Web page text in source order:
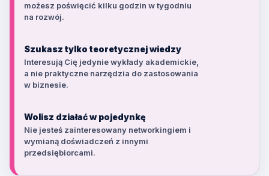
możesz poświęcić kilku godzin w tygodniu
na rozwój.
Szukasz tylko teoretycznej wiedzy
Interesują Cię jedynie wykłady akademickie,
a nie praktyczne narzędzia do zastosowania
w biznesie.
Wolisz działać w pojedynkę
Nie jesteś zainteresowany networkingiem i
wymianą doświadczeń z innymi
przedsiębiorcami.